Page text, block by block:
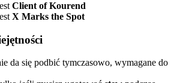
Client of Kourend
X Marks the Spot
da się podbić tymczasowo, wymagane do